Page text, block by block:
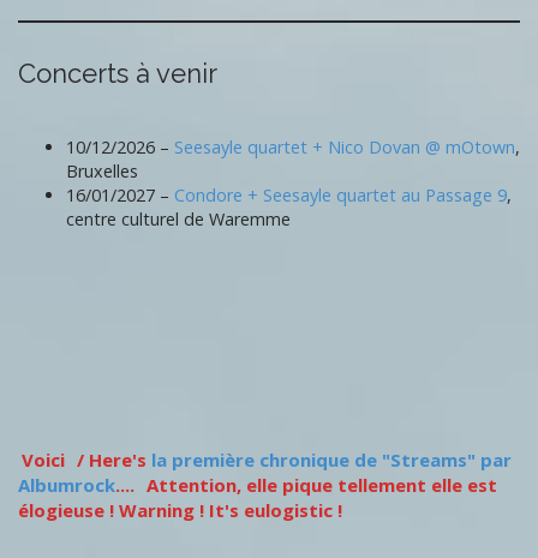
Concerts à venir
10/12/2026 – Seesayle quartet + Nico Dovan @ mOtown,
Bruxelles
16/01/2027 – Condore + Seesayle quartet au Passage 9,
centre culturel de Waremme
Voici / Here's la première chronique de "Streams" par
Albumrock.... Attention, elle pique tellement elle est
élogieuse ! Warning ! It's eulogistic !